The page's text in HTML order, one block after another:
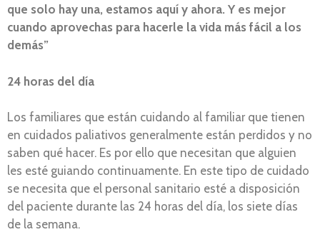
que solo hay una, estamos aquí y ahora. Y es mejor
cuando aprovechas para hacerle la vida más fácil a los
demás”
24 horas del día
Los familiares que están cuidando al familiar que tienen
en cuidados paliativos generalmente están perdidos y no
saben qué hacer. Es por ello que necesitan que alguien
les esté guiando continuamente. En este tipo de cuidado
se necesita que el personal sanitario esté a disposición
del paciente durante las 24 horas del día, los siete días
de la semana.